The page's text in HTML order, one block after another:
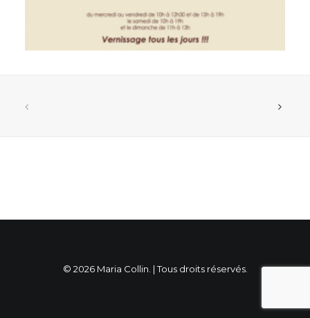
© 2026 Maria Collin. | Tous droits réservés.